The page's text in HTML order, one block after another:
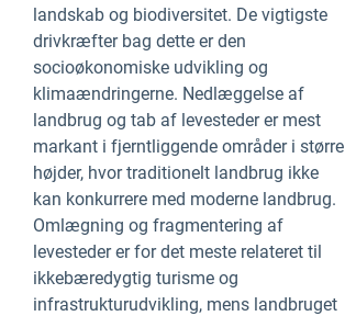
landskab og biodiversitet. De vigtigste
drivkræfter bag dette er den
socioøkonomiske udvikling og
klimaændringerne. Nedlæggelse af
landbrug og tab af levesteder er mest
markant i fjerntliggende områder i større
højder, hvor traditionelt landbrug ikke
kan konkurrere med moderne landbrug.
Omlægning og fragmentering af
levesteder er for det meste relateret til
ikkebæredygtig turisme og
infrastrukturudvikling, mens landbruget